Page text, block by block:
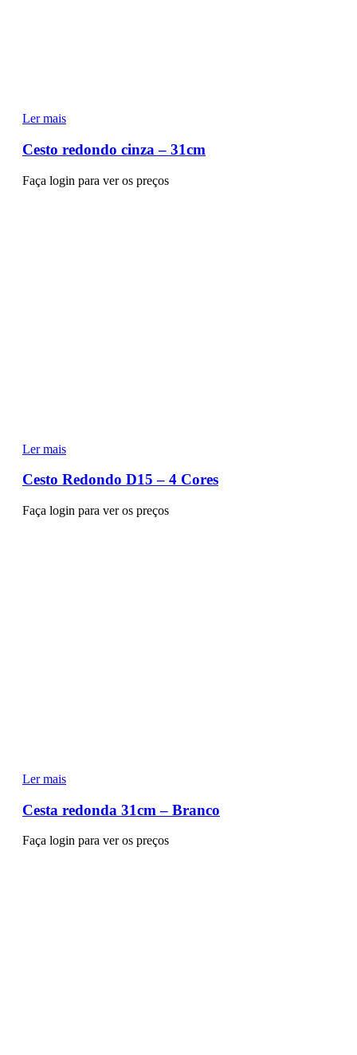
Ler mais
Cesto redondo cinza – 31cm
Faça login para ver os preços
Ler mais
Cesto Redondo D15 – 4 Cores
Faça login para ver os preços
Ler mais
Cesta redonda 31cm – Branco
Faça login para ver os preços